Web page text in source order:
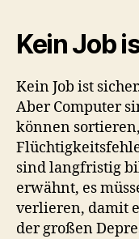
Kein Job
Kein Job ist
Aber Computer
können
sind langfristig
erwähnt, es
verlieren, damit
der großen